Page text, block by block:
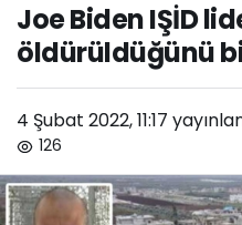
Joe Biden IŞİD
öldürüldüğünü
4 Şubat 2022, 11:17
126